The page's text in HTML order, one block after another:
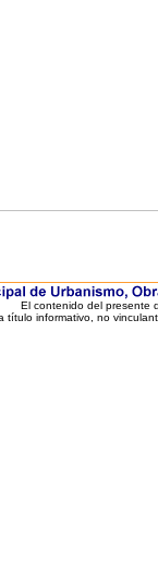
El contenido del presente
título informativo, no